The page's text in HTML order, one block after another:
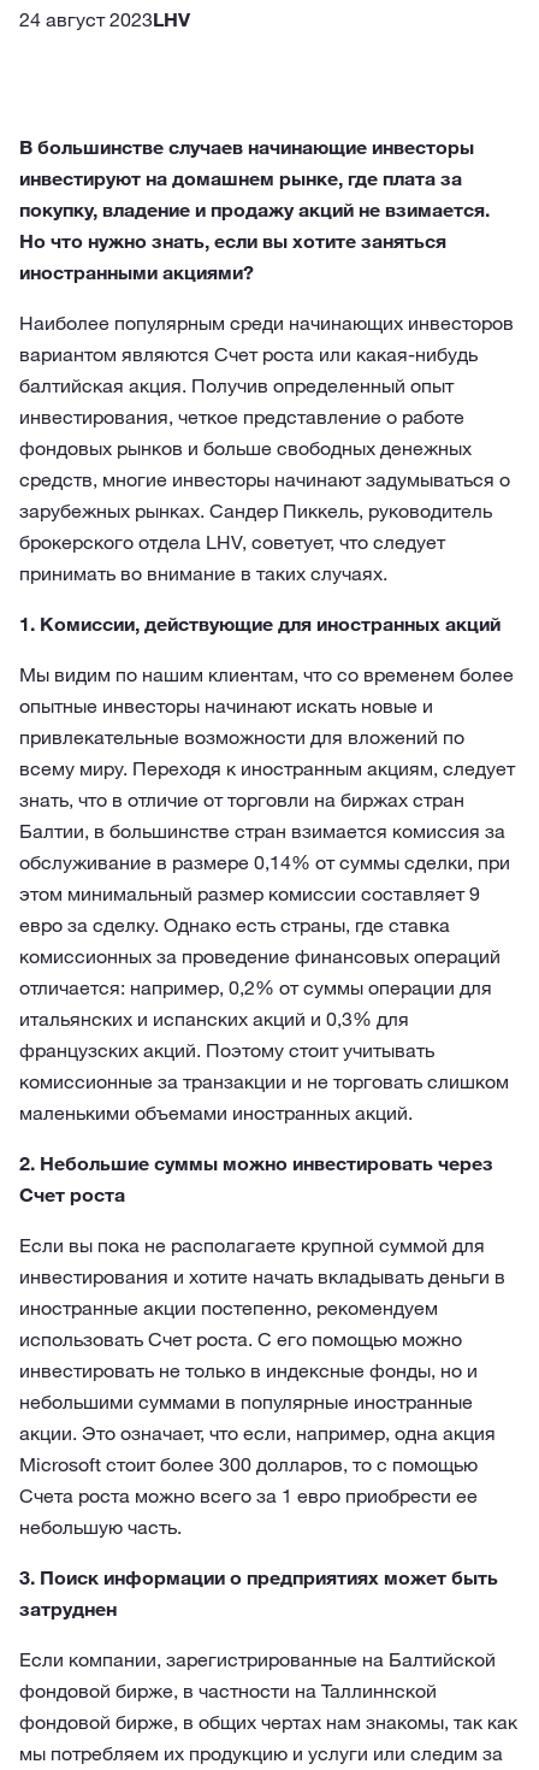
24 август 2023LHV
В большинстве случаев начинающие инвесторы
инвестируют на домашнем рынке, где плата за
покупку, владение и продажу акций не взимается.
Но что нужно знать, если вы хотите заняться
иностранными акциями?
Наиболее популярным среди начинающих инвесторов
вариантом являются Счет роста или какая-нибудь
балтийская акция. Получив определенный опыт
инвестирования, четкое представление о работе
фондовых рынков и больше свободных денежных
средств, многие инвесторы начинают задумываться о
зарубежных рынках. Сандер Пиккель, руководитель
брокерского отдела LHV, советует, что следует
принимать во внимание в таких случаях.
1. Комиссии, действующие для иностранных акций
Мы видим по нашим клиентам, что со временем более
опытные инвесторы начинают искать новые и
привлекательные возможности для вложений по
всему миру. Переходя к иностранным акциям, следует
знать, что в отличие от торговли на биржах стран
Балтии, в большинстве стран взимается комиссия за
обслуживание в размере 0,14% от суммы сделки, при
этом минимальный размер комиссии составляет 9
евро за сделку. Однако есть страны, где ставка
комиссионных за проведение финансовых операций
отличается: например, 0,2% от суммы операции для
итальянских и испанских акций и 0,3% для
французских акций. Поэтому стоит учитывать
комиссионные за транзакции и не торговать слишком
маленькими объемами иностранных акций.
2. Небольшие суммы можно инвестировать через
Счет роста
Если вы пока не располагаете крупной суммой для
инвестирования и хотите начать вкладывать деньги в
иностранные акции постепенно, рекомендуем
использовать Счет роста. С его помощью можно
инвестировать не только в индексные фонды, но и
небольшими суммами в популярные иностранные
акции. Это означает, что если, например, одна акция
Microsoft стоит более 300 долларов, то с помощью
Счета роста можно всего за 1 евро приобрести ее
небольшую часть.
3. Поиск информации о предприятиях может быть
затруднен
Если компании, зарегистрированные на Балтийской
фондовой бирже, в частности на Таллиннской
фондовой бирже, в общих чертах нам знакомы, так как
мы потребляем их продукцию и услуги или следим за